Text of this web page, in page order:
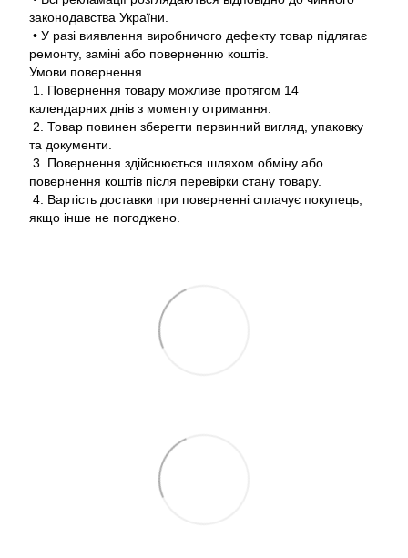
законодавства України.
• У разі виявлення виробничого дефекту товар підлягає
ремонту, заміні або поверненню коштів.
Умови повернення
1. Повернення товару можливе протягом 14
календарних днів з моменту отримання.
2. Товар повинен зберегти первинний вигляд, упаковку
та документи.
3. Повернення здійснюється шляхом обміну або
повернення коштів після перевірки стану товару.
4. Вартість доставки при поверненні сплачує покупець,
якщо інше не погоджено.